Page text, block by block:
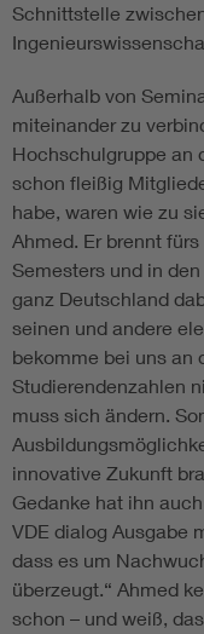
Schnittstelle
Außerhalb von
miteinander zu
Hochschulgruppe an
schon fleißig
habe, waren wie zu
Ahmed. Er brennt
Semesters und in
ganz Deutschland
seinen und andere
bekomme bei uns an
Studierendenzahlen
muss sich ändern.
innovative Zukunft
Gedanke hat ihn
VDE dialog Ausgabe
dass es um
überzeugt.“ Ahmed
schon – und weiß,